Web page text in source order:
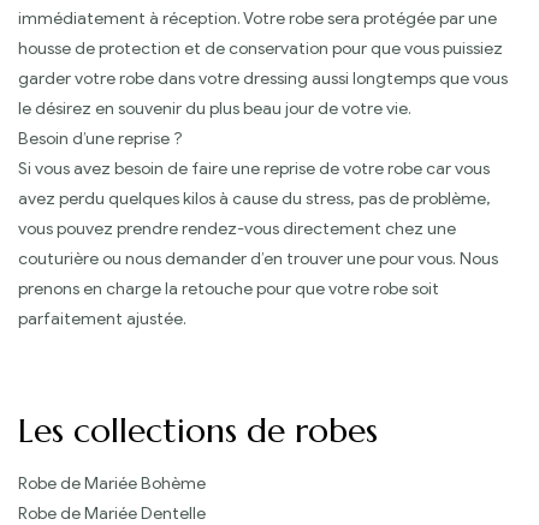
immédiatement à réception. Votre robe sera protégée par une
housse de protection et de conservation pour que vous puissiez
garder votre robe dans votre dressing aussi longtemps que vous
le désirez en souvenir du plus beau jour de votre vie.
Besoin d’une reprise ?
Si vous avez besoin de faire une reprise de votre robe car vous
avez perdu quelques kilos à cause du stress, pas de problème,
vous pouvez prendre rendez-vous directement chez une
couturière ou nous demander d’en trouver une pour vous. Nous
prenons en charge la retouche pour que votre robe soit
parfaitement ajustée.
Les collections de robes
Robe de Mariée Bohème
Robe de Mariée Dentelle